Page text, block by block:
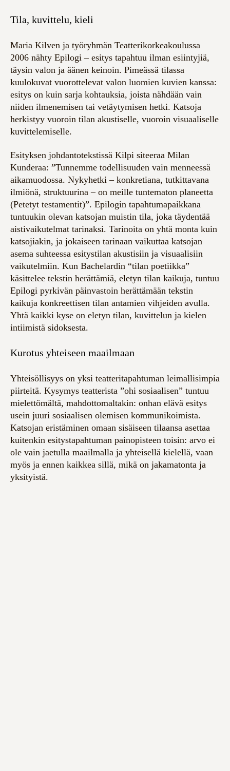
Tila, kuvittelu, kieli
Maria Kilven ja työryhmän Teatterikorkeakoulussa
2006 nähty Epilogi – esitys tapahtuu ilman esiintyjiä,
täysin valon ja äänen keinoin. Pimeässä tilassa
kuulokuvat vuorottelevat valon luomien kuvien kanssa:
esitys on kuin sarja kohtauksia, joista nähdään vain
niiden ilmenemisen tai vetäytymisen hetki. Katsoja
herkistyy vuoroin tilan akustiselle, vuoroin visuaaliselle
kuvittelemiselle.
Esityksen johdantotekstissä Kilpi siteeraa Milan
Kunderaa: ”Tunnemme todellisuuden vain menneessä
aikamuodossa. Nykyhetki – konkretiana, tutkittavana
ilmiönä, struktuurina – on meille tuntematon planeetta
(Petetyt testamentit)”. Epilogin tapahtumapaikkana
tuntuukin olevan katsojan muistin tila, joka täydentää
aistivaikutelmat tarinaksi. Tarinoita on yhtä monta kuin
katsojiakin, ja jokaiseen tarinaan vaikuttaa katsojan
asema suhteessa esitystilan akustisiin ja visuaalisiin
vaikutelmiin. Kun Bachelardin “tilan poetiikka”
käsittelee tekstin herättämiä, eletyn tilan kaikuja, tuntuu
Epilogi pyrkivän päinvastoin herättämään tekstin
kaikuja konkreettisen tilan antamien vihjeiden avulla.
Yhtä kaikki kyse on eletyn tilan, kuvittelun ja kielen
intiimistä sidoksesta.
Kurotus yhteiseen maailmaan
Yhteisöllisyys on yksi teatteritapahtuman leimallisimpia
piirteitä. Kysymys teatterista ”ohi sosiaalisen” tuntuu
mielettömältä, mahdottomaltakin: onhan elävä esitys
usein juuri sosiaalisen olemisen kommunikoimista.
Katsojan eristäminen omaan sisäiseen tilaansa asettaa
kuitenkin esitystapahtuman painopisteen toisin: arvo ei
ole vain jaetulla maailmalla ja yhteisellä kielellä, vaan
myös ja ennen kaikkea sillä, mikä on jakamatonta ja
yksityistä.